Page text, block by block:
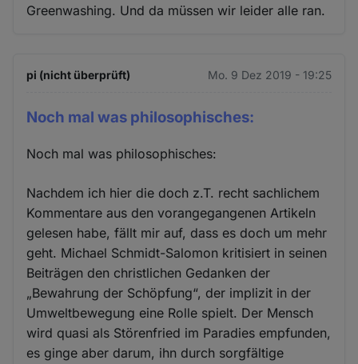
Greenwashing. Und da müssen wir leider alle ran.
pi (nicht überprüft) Mo. 9 Dez 2019 - 19:25
Noch mal was philosophisches:
Noch mal was philosophisches:
Nachdem ich hier die doch z.T. recht sachlichem
Kommentare aus den vorangegangenen Artikeln
gelesen habe, fällt mir auf, dass es doch um mehr
geht. Michael Schmidt-Salomon kritisiert in seinen
Beiträgen den christlichen Gedanken der
„Bewahrung der Schöpfung“, der implizit in der
Umweltbewegung eine Rolle spielt. Der Mensch
wird quasi als Störenfried im Paradies empfunden,
es ginge aber darum, ihn durch sorgfältige